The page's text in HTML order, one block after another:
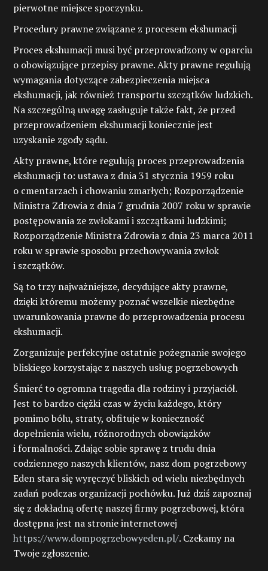
pierwotne miejsce spoczynku.
Procedury prawne związane z procesem ekshumacji
Proces ekshumacji musi być przeprowadzony w oparciu
o obowiązujące przepisy prawne. Akty prawne regulują
wymagania dotyczące zabezpieczenia miejsca
ekshumacji, jak również transportu szczątków ludzkich.
Na szczególną uwagę zasługuje także fakt, że przed
przeprowadzeniem ekshumacji koniecznie jest
uzyskanie zgody sądu.
Akty prawne, które regulują proces przeprowadzenia
ekshumacji to: ustawa z dnia 31 stycznia 1959 roku
o cmentarzach i chowaniu zmarłych; Rozporządzenie
Ministra Zdrowia z dnia 7 grudnia 2007 roku w sprawie
postępowania ze zwłokami i szczątkami ludzkimi;
Rozporządzenie Ministra Zdrowia z dnia 23 marca 2011
roku w sprawie sposobu przechowywania zwłok
i szczątków.
Są to trzy najważniejsze, decydujące akty prawne,
dzięki któremu możemy poznać wszelkie niezbędne
uwarunkowania prawne do przeprowadzenia procesu
ekshumacji.
Zorganizuje perfekcyjne ostatnie pożegnanie swojego
bliskiego korzystając z naszych usług pogrzebowych
Śmierć to ogromna tragedia dla rodziny i przyjaciół.
Jest to bardzo ciężki czas w życiu każdego, który
pomimo bólu, straty, obfituje w konieczność
dopełnienia wielu, różnorodnych obowiązków
i formalności. Zdając sobie sprawę z trudu dnia
codziennego naszych klientów, nasz dom pogrzebowy
Eden stara się wyręczyć bliskich od wielu niezbędnych
zadań podczas organizacji pochówku. Już dziś zapoznaj
się z dokładną ofertę naszej firmy pogrzebowej, która
dostępna jest na stronie internetowej
https://www.dompogrzebowyeden.pl/. Czekamy na
Twoje zgłoszenie.